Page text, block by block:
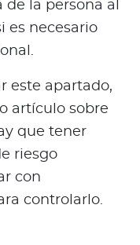
la persona al
es necesario
este apartado,
artículo sobre
que tener
riesgo
con
controlarlo.